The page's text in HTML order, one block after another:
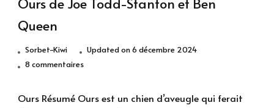
Queen
Sorbet-Kiwi Updated on6 décembre 2024
8 commentairessur
de
Ours Résumé Ours est un chien d’aveugle qui ferait